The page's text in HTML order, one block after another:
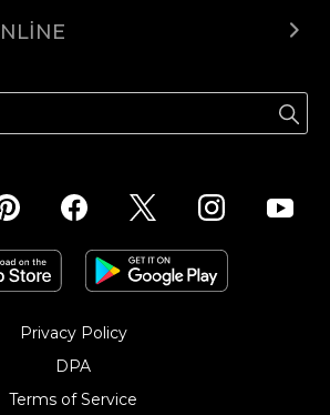
Privacy Policy
DPA
Terms of Service